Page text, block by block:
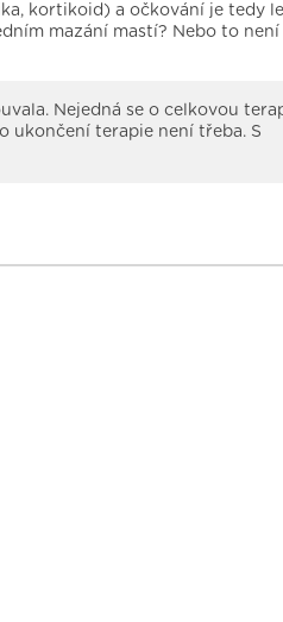
kortikoid) a očkování je tedy
mazání mastí? Nebo to
Nejedná se o celkovou
ukončení terapie není třeba. S